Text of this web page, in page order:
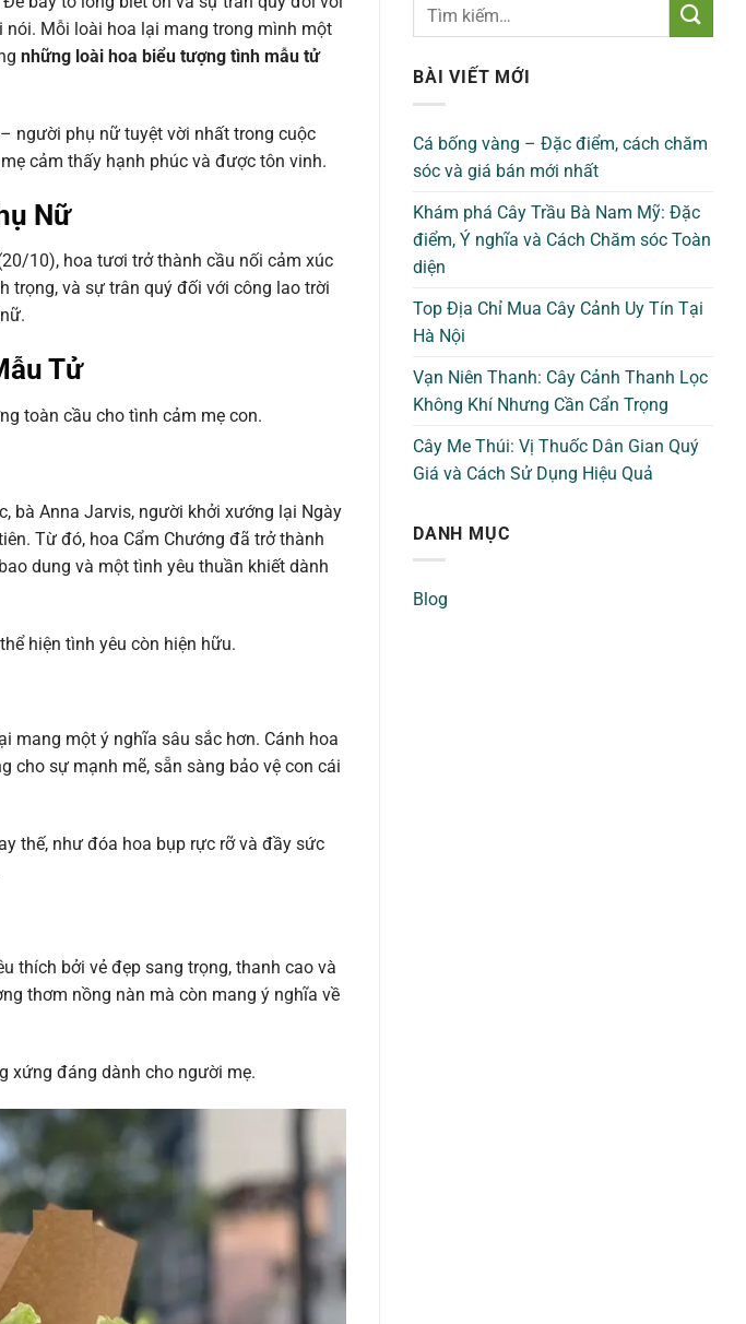
Mỗi loài hoa lại mang trong mình một
những loài hoa biểu tượng tình mẫu tử
người phụ nữ tuyệt vời nhất trong cuộc
cảm thấy hạnh phúc và được tôn vinh.
Nữ
10), hoa tươi trở thành cầu nối cảm xúc
trọng, và sự trân quý đối với công lao trời
Tử
toàn cầu cho tình cảm mẹ con.
bà Anna Jarvis, người khởi xướng lại Ngày
Từ đó, hoa Cẩm Chướng đã trở thành
dung và một tình yêu thuần khiết dành
hiện tình yêu còn hiện hữu.
mang một ý nghĩa sâu sắc hơn. Cánh hoa
cho sự mạnh mẽ, sẵn sàng bảo vệ con cái
thế, như đóa hoa bụp rực rỡ và đầy sức
thích bởi vẻ đẹp sang trọng, thanh cao và
thơm nồng nàn mà còn mang ý nghĩa về
xứng đáng dành cho người mẹ.
BÀI VIẾT MỚI
Cá bống vàng – Đặc điểm, cách chăm
sóc và giá bán mới nhất
Khám phá Cây Trầu Bà Nam Mỹ: Đặc
điểm, Ý nghĩa và Cách Chăm sóc Toàn
diện
Top Địa Chỉ Mua Cây Cảnh Uy Tín Tại
Hà Nội
Vạn Niên Thanh: Cây Cảnh Thanh Lọc
Không Khí Nhưng Cần Cẩn Trọng
Cây Me Thúi: Vị Thuốc Dân Gian Quý
Giá và Cách Sử Dụng Hiệu Quả
DANH MỤC
Blog